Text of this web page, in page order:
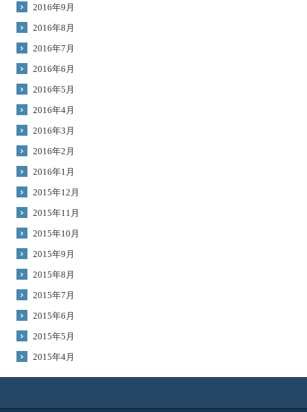
2016年9月
2016年8月
2016年7月
2016年6月
2016年5月
2016年4月
2016年3月
2016年2月
2016年1月
2015年12月
2015年11月
2015年10月
2015年9月
2015年8月
2015年7月
2015年6月
2015年5月
2015年4月